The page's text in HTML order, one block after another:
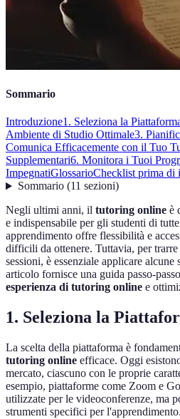
Sommario
Introduzione1. Seleziona la
Ambiente di Studio Ottimale3.
Comunica Efficacemente con il Tuo
Supplementari6. Monitora i Tuoi
ImpegnatiGlossarioChecklist prima di
Sommario(11 sezioni)
Negli ultimi anni, il tutoring online è
e indispensabile per gli studenti di
apprendimento offre flessibilità e
difficili da ottenere. Tuttavia, per trarre
sessioni, è essenziale applicare alcune
articolo fornisce una guida passo-
esperienza di tutoring online e
1. Seleziona la
La scelta della piattaforma è
tutoring online efficace. Oggi
mercato, ciascuno con le proprie
esempio, piattaforme come Zoom e
utilizzate per le videoconferenze, ma
strumenti specifici per l'apprendimento.